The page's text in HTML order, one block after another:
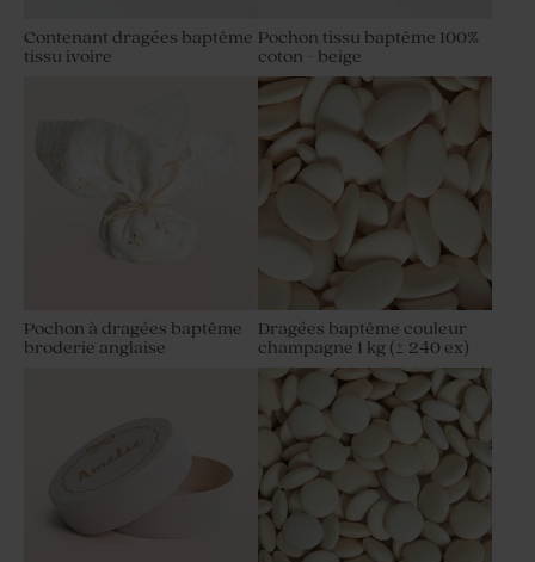
Contenant dragées baptême
tissu ivoire
Pochon tissu baptême 100%
coton - beige
Pochon à dragées baptême
broderie anglaise
Dragées baptême couleur
champagne 1 kg (± 240 ex)